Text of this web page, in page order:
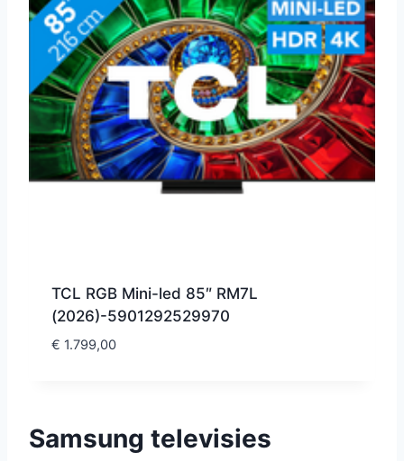
TCL RGB Mini-led 85″ RM7L
(2026)-5901292529970
€ 1.799,00
Samsung televisies